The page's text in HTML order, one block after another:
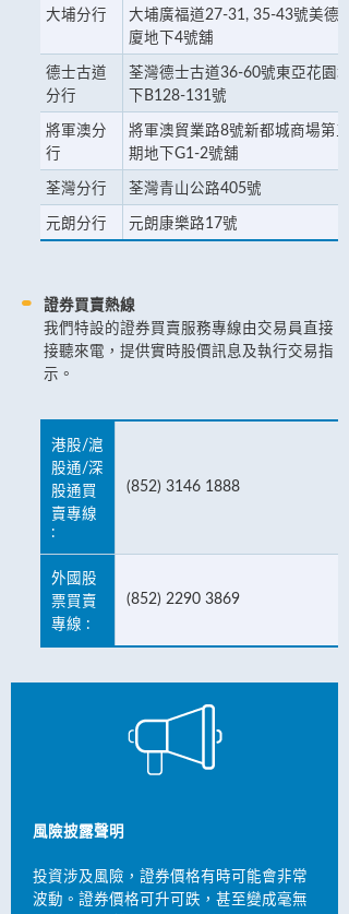
大埔分行
大埔廣福道27-31, 35-43號美德大
廈地下4號舖
德士古道
分行
荃灣德士古道36-60號東亞花園地
下B128-131號
將軍澳分
行
將軍澳貿業路8號新都城商場第三
期地下G1-2號舖
荃灣分行 荃灣青山公路405號
元朗分行 元朗康樂路17號
證券買賣熱線
我們特設的證券買賣服務專線由交易員直接
接聽來電，提供實時股價訊息及執行交易指
示。
港股/滬
股通/深
股通買
賣專線
:
(852) 3146 1888
外國股
票買賣
專線 :
(852) 2290 3869
風險披露聲明
投資涉及風險，證券價格有時可能會非常
波動。證券價格可升可跌，甚至變成毫無